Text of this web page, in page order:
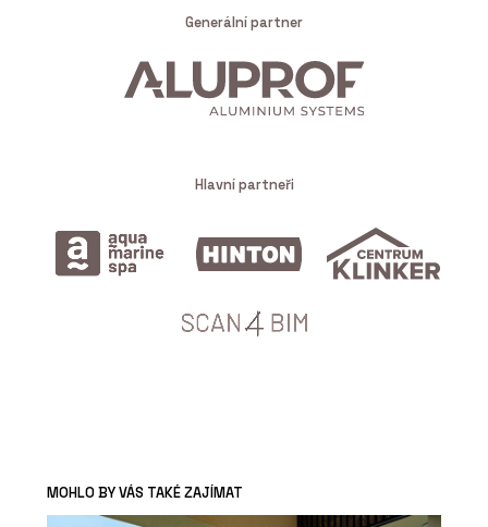
Generální partner
Hlavní partneři
MOHLO BY VÁS TAKÉ ZAJÍMAT